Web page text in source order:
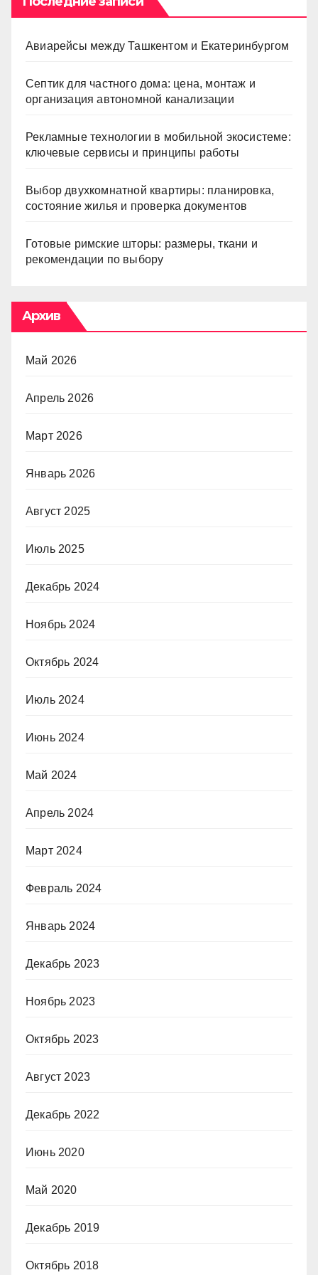
Авиарейсы между Ташкентом и Екатеринбургом
Септик для частного дома: цена, монтаж и
организация автономной канализации
Рекламные технологии в мобильной экосистеме:
ключевые сервисы и принципы работы
Выбор двухкомнатной квартиры: планировка,
состояние жилья и проверка документов
Готовые римские шторы: размеры, ткани и
рекомендации по выбору
Архив
Май 2026
Апрель 2026
Март 2026
Январь 2026
Август 2025
Июль 2025
Декабрь 2024
Ноябрь 2024
Октябрь 2024
Июль 2024
Июнь 2024
Май 2024
Апрель 2024
Март 2024
Февраль 2024
Январь 2024
Декабрь 2023
Ноябрь 2023
Октябрь 2023
Август 2023
Декабрь 2022
Июнь 2020
Май 2020
Декабрь 2019
Октябрь 2018